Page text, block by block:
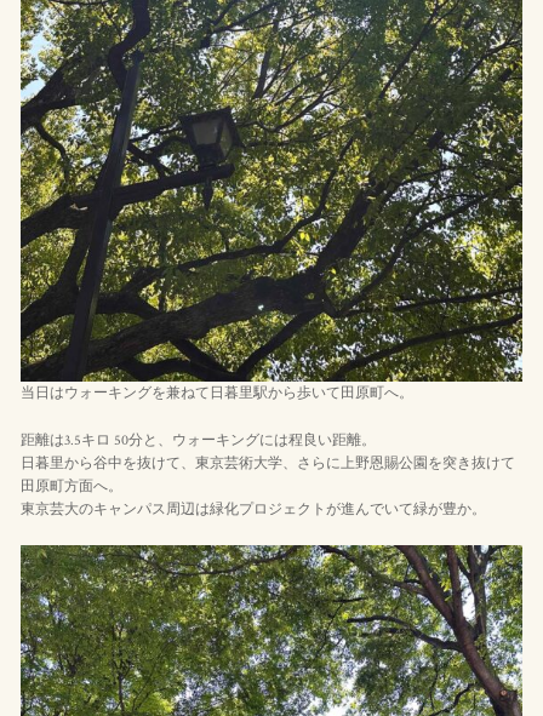
当日はウォーキングを兼ねて日暮里駅から歩いて田原町へ。
距離は3.5キロ 50分と、ウォーキングには程良い距離。
日暮里から谷中を抜けて、東京芸術大学、さらに上野恩賜公園を突き抜けて
田原町方面へ。
東京芸大のキャンパス周辺は緑化プロジェクトが進んでいて緑が豊か。